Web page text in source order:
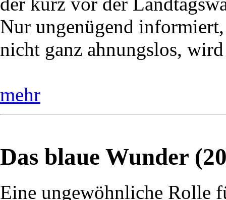
Nur ungenügend
nicht ganz ahnungslos,
mehr
Das blaue Wunder
Eine ungewöhnliche Rolle